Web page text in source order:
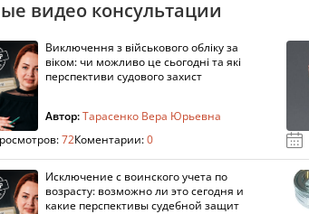
видео консультации
Виключення з військового обліку за
віком: чи можливо це сьогодні та які
перспективи судового захист
Автор:Тарасенко Вера Юрьевна
72Коментарии:0
Исключение с воинского учета по
возрасту: возможно ли это сегодня и
какие перспективы судебной защит